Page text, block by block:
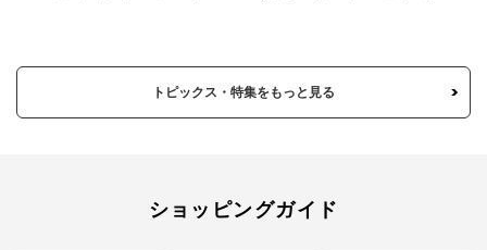
トピックス・特集をもっと見る
ショッピングガイド